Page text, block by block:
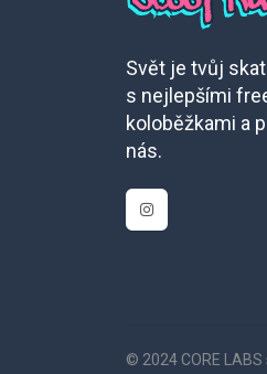
Svět je tvůj
s nejlepšími
koloběžkami a
nás.
© 2024 CORE LABS